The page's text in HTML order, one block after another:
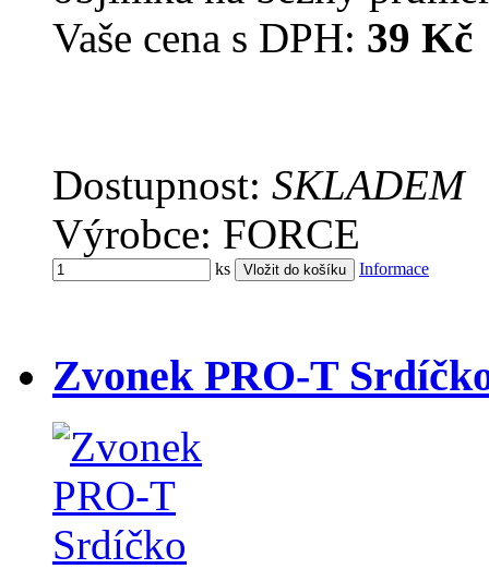
Vaše cena s DPH: 39 Kč
Dostupnost: SKLADEM
Výrobce: FORCE
ks Informace
Zvonek PRO-T